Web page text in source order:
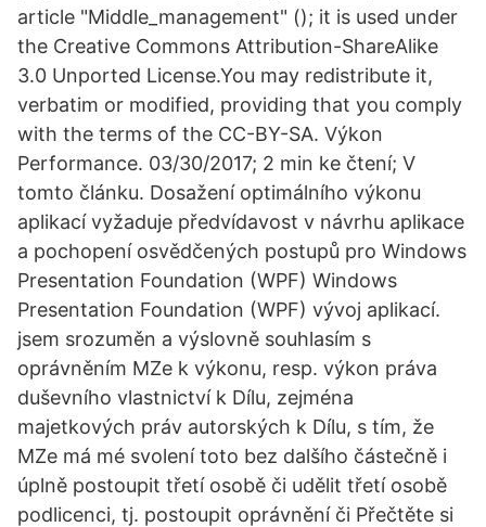
article "Middle_management" (); it is used under
the Creative Commons Attribution-ShareAlike
3.0 Unported License.You may redistribute it,
verbatim or modified, providing that you comply
with the terms of the CC-BY-SA. Výkon
Performance. 03/30/2017; 2 min ke čtení; V
tomto článku. Dosažení optimálního výkonu
aplikací vyžaduje předvídavost v návrhu aplikace
a pochopení osvědčených postupů pro Windows
Presentation Foundation (WPF) Windows
Presentation Foundation (WPF) vývoj aplikací.
jsem srozuměn a výslovně souhlasím s
oprávněním MZe k výkonu, resp. výkon práva
duševního vlastnictví k Dílu, zejména
majetkových práv autorských k Dílu, s tím, že
MZe má mé svolení toto bez dalšího částečně i
úplně postoupit třetí osobě či udělit třetí osobě
podlicenci, tj. postoupit oprávnění či Přečtěte si